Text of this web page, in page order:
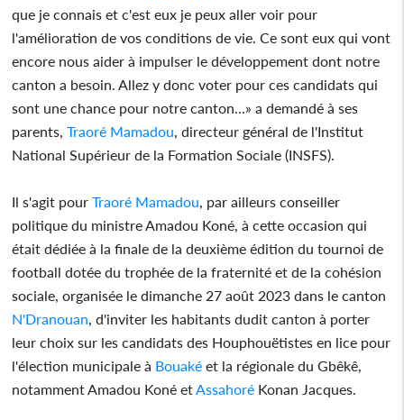
que je connais et c'est eux je peux aller voir pour
l'amélioration de vos conditions de vie. Ce sont eux qui vont
encore nous aider à impulser le développement dont notre
canton a besoin. Allez y donc voter pour ces candidats qui
sont une chance pour notre canton...» a demandé à ses
parents, Traoré Mamadou, directeur général de l'Institut
National Supérieur de la Formation Sociale (INSFS).
Il s'agit pour Traoré Mamadou, par ailleurs conseiller
politique du ministre Amadou Koné, à cette occasion qui
était dédiée à la finale de la deuxième édition du tournoi de
football dotée du trophée de la fraternité et de la cohésion
sociale, organisée le dimanche 27 août 2023 dans le canton
N'Dranouan, d'inviter les habitants dudit canton à porter
leur choix sur les candidats des Houphouëtistes en lice pour
l'élection municipale à Bouaké et la régionale du Gbêkê,
notamment Amadou Koné etAssahoré Konan Jacques.